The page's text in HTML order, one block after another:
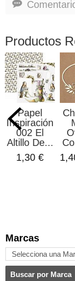
Marcas
Productos
Papel
Inspiración
002 El
Altillo De...
1,30 €